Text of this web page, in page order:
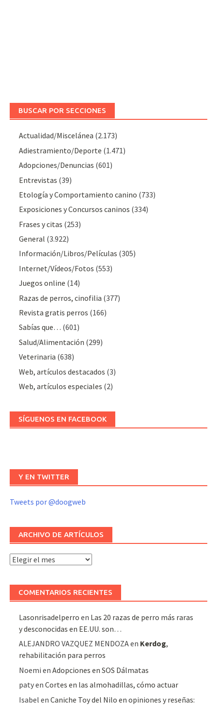
BUSCAR POR SECCIONES
Actualidad/Miscelánea (2.173)
Adiestramiento/Deporte (1.471)
Adopciones/Denuncias (601)
Entrevistas (39)
Etología y Comportamiento canino (733)
Exposiciones y Concursos caninos (334)
Frases y citas (253)
General (3.922)
Información/Libros/Películas (305)
Internet/Vídeos/Fotos (553)
Juegos online (14)
Razas de perros, cinofilia (377)
Revista gratis perros (166)
Sabías que… (601)
Salud/Alimentación (299)
Veterinaria (638)
Web, artículos destacados (3)
Web, artículos especiales (2)
SÍGUENOS EN FACEBOOK
Y EN TWITTER
Tweets por @doogweb
ARCHIVO DE ARTÍCULOS
Archivo
COMENTARIOS RECIENTES
Lasonrisadelperro en Las 20 razas de perro más raras
y desconocidas en EE.UU. son…
ALEJANDRO VAZQUEZ MENDOZAen Kerdog,
rehabilitación para perros
Noemi enAdopciones en SOS Dálmatas
patyenCortes en las almohadillas, cómo actuar
Isabel enCaniche Toy del Nilo en opiniones y reseñas: